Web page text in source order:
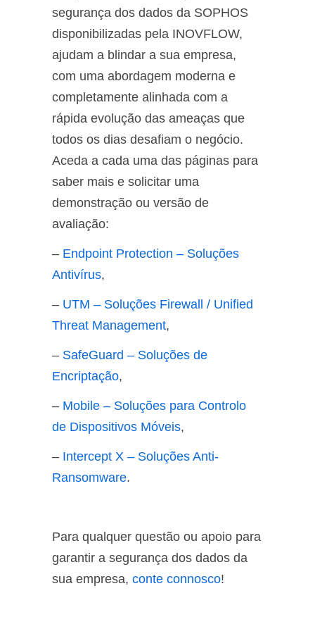
segurança dos dados da SOPHOS
disponibilizadas pela INOVFLOW,
ajudam a blindar a sua empresa,
com uma abordagem moderna e
completamente alinhada com a
rápida evolução das ameaças que
todos os dias desafiam o negócio.
Aceda a cada uma das páginas para
saber mais e solicitar uma
demonstração ou versão de
avaliação:
– Endpoint Protection – Soluções
Antivírus,
– UTM – Soluções Firewall / Unified
Threat Management,
– SafeGuard – Soluções de
Encriptação,
– Mobile – Soluções para Controlo
de Dispositivos Móveis,
– Intercept X – Soluções Anti-
Ransomware.
Para qualquer questão ou apoio para
garantir a segurança dos dados da
sua empresa, conte connosco!